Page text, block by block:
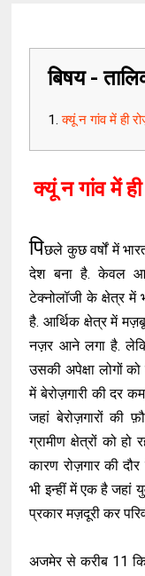
बिषय -
क्यूं न गांव में ही
क्यूं न गांव में
पिछले कुछ वर्षों में
देश बना है. केवल
टेक्नोलॉजी के क्षेत्र में
है. आर्थिक क्षेत्र में
नज़र आने लगा है.
उसकी अपेक्षा लोगों
में बेरोज़गारी की दर
जहां बेरोज़गारों की
ग्रामीण क्षेत्रों को
कारण रोज़गार की
भी इन्हीं में एक है जहां
प्रकार मज़दूरी कर
अजमेर से करीब 11